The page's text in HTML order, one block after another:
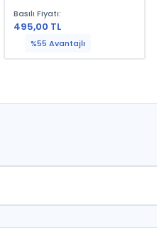
Basılı Fiyatı:
495,00 TL
%55 Avantajlı